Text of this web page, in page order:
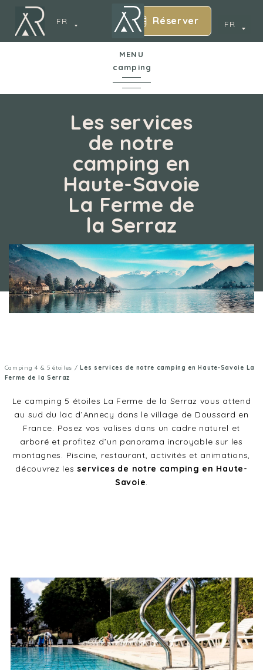
FR
FR Réserver
MENU
camping
Le camping
Parc aquatique
Hébergements
Services
Les services
de notre
camping en
Haute-Savoie
La Ferme de
la Serraz
Camping 4 & 5 étoiles /Les services de notre camping en Haute-Savoie La
Ferme de la Serraz
Le camping 5 étoiles La Ferme de la Serraz vous attend
au sud du lac d’Annecy dans le village de Doussard en
France. Posez vos valises dans un cadre naturel et
arboré et profitez d’un panorama incroyable sur les
montagnes. Piscine, restaurant, activités et animations,
découvrez les services de notre camping en Haute-
Savoie.